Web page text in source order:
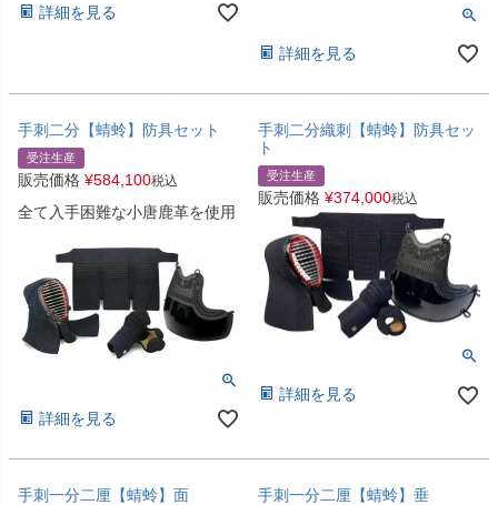
詳細を見る
詳細を見る
手刺二分【蜻蛉】防具セット
受注生産
販売価格 ¥584,100税込
全て入手困難な小唐鹿革を使用
詳細を見る
手刺二分織刺【蜻蛉】防具セッ
ト
受注生産
販売価格 ¥374,000税込
詳細を見る
手刺一分二厘【蜻蛉】面 手刺一分二厘【蜻蛉】垂